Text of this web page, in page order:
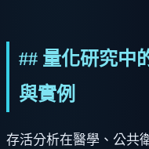
## 量化研究中
與實例
存活分析在醫學、公共